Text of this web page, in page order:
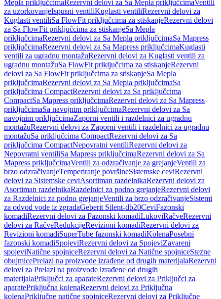
Mepla priključcimaRezervni delovi za Sa Mepla priključcimaVentili
za uzorkovanjeIspusni ventiliKuglasti ventiliRezervni delovi za
Kuglasti ventiliSa FlowFit priključcima za stiskanjeRezervni delovi
za Sa FlowFit priključcima za stiskanjeSa Mepla
priključcimaRezervni delovi za Sa Mepla priključcimaSa Mapress
priključcimaRezervni delovi za Sa Mapress priključcimaKuglasti
ventili za ugradnu montažuRezervni delovi za Kuglasti ventili za
ugradnu montažuSa FlowFit priključcima za stiskanjeRezervni
delovi za Sa FlowFit priključcima za stiskanjeSa Mepla
priključcimaRezervni delovi za Sa Mepla priključcimaSa
priključcima CompactRezervni delovi za Sa priključcima
CompactSa Mapress priključcimaRezervni delovi za Sa Mapress
priključcimaSa navojnim priključcimaRezervni delovi za Sa
navojnim priključcimaZaporni ventili i razdelnici za ugradnu
montažuRezervni delovi za Zaporni ventili i razdelnici za ugradnu
montažuSa priključcima CompactRezervni delovi za Sa
priključcima CompactNepovratni ventiliRezervni delovi za
Nepovratni ventiliSa Mapress priključcimaRezervni delovi za Sa
Mapress priključcimaVentili za odzračivanje za grejanjeVentili za
brzo odzračivanjeTemperiranje površineSistemske ceviRezervni
delovi za Sistemske ceviAsortiman razdelnikaRezervni delovi za
Asortiman razdelnikaRazdelnici za podno grejanjeRezervni delovi
za Razdelnici za podno grejanjeVentili za brzo odzračivanjeSistemi
za odvod vode iz zgradaGeberit Silent-db20CeviFazonski
komadiRezervni delovi za Fazonski komadiLukoviRačveRezervni
delovi za RačveRedukcijeRevizioni komadiRezervni delovi za
Revizioni komadiSuperTube fazonski komadiKolenaPosebni
fazonski komadiSpojeviRezervni delovi za SpojeviZavareni
spojeviNatične spojniceRezervni delovi za Natične spojniceStezne
obujmicePrelazi na proizvode izrađene od drugih materijalaRezervni
delovi za Prelazi na proizvode izrađene od drugih
materijalaPriključci za aparateRezervni delovi za Priključci za
aparatePriključna kolenaRezervni delovi za Priključna
kolenaPriključne natične spojniceRezervni delovi za Priključne